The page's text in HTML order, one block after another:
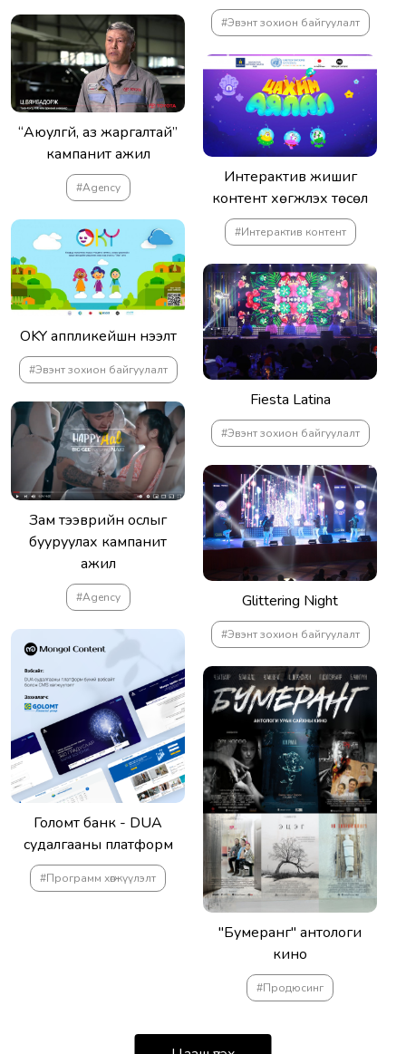
#Эвэнт зохион байгуулалт
“Аюулгүй, аз жаргалтай”
кампанит ажил
#Agency
Интерактив жишиг
контент хөгжүүлэх төсөл
#Интерактив контент
OKY аппликейшн нээлт
#Эвэнт зохион байгуулалт
Fiesta Latina
#Эвэнт зохион байгуулалт
Зам тээврийн ослыг
бууруулах кампанит
ажил
#Agency Glittering Night
#Эвэнт зохион байгуулалт
Голомт банк - DUA
судалгааны платформ
#Программ хөгжүүлэлт
"Бумеранг" антологи
кино
#Продюсинг